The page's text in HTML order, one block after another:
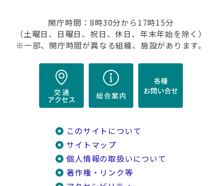
開庁時間：8時30分から17時15分
（土曜日、日曜日、祝日、休日、年末年始を除く）
※一部、開庁時間が異なる組織、施設があります。
このサイトについて
サイトマップ
個人情報の取扱いについて
著作権・リンク等